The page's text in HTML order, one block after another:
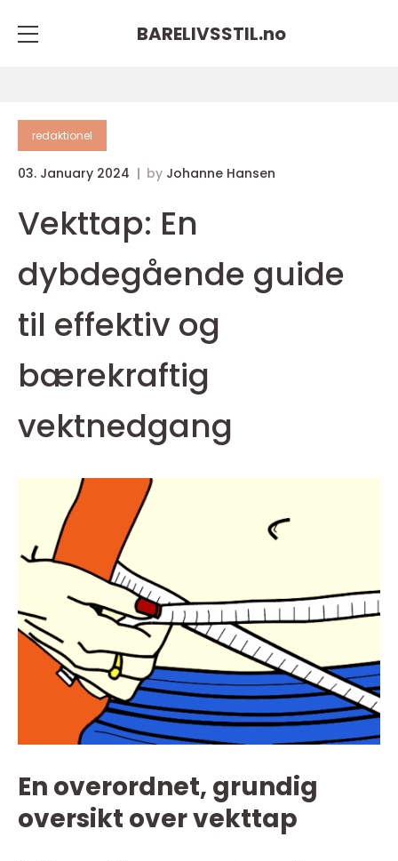
BARELIVSSTIL.no
redaktionel
03. January 2024 by Johanne Hansen
Vekttap: En
dybdegående guide
til effektiv og
bærekraftig
vektnedgang
En overordnet, grundig
oversikt over vekttap